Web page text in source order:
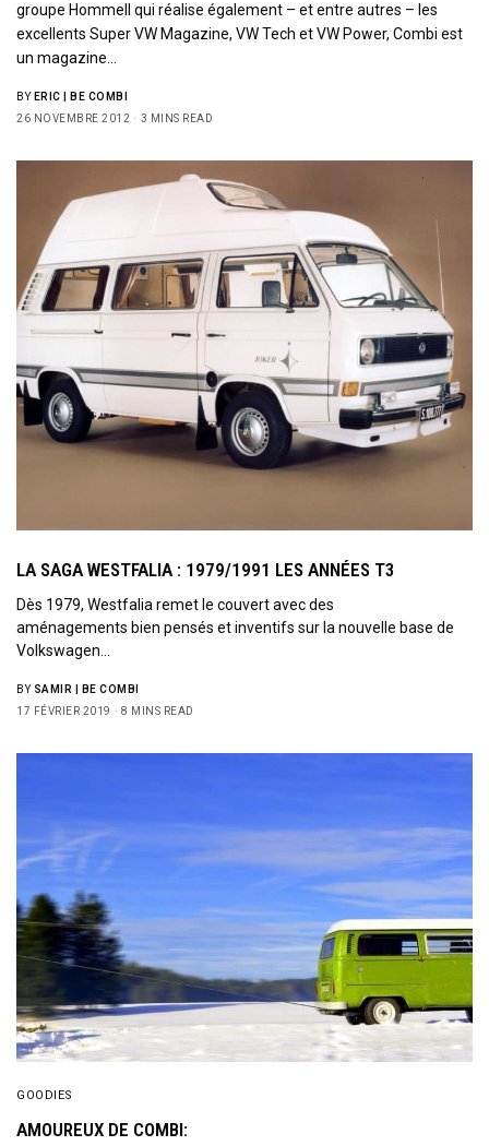
groupe Hommell qui réalise également – et entre autres – les
excellents Super VW Magazine, VW Tech et VW Power, Combi est
un magazine…
BY ERIC | BE COMBI
26 NOVEMBRE 2012
3 MINS READ
LA SAGA WESTFALIA : 1979/1991 LES ANNÉES T3
Dès 1979, Westfalia remet le couvert avec des
aménagements bien pensés et inventifs sur la nouvelle base de
Volkswagen…
BY SAMIR | BE COMBI
17 FÉVRIER 2019
8 MINS READ
GOODIES
AMOUREUX DE COMBI: